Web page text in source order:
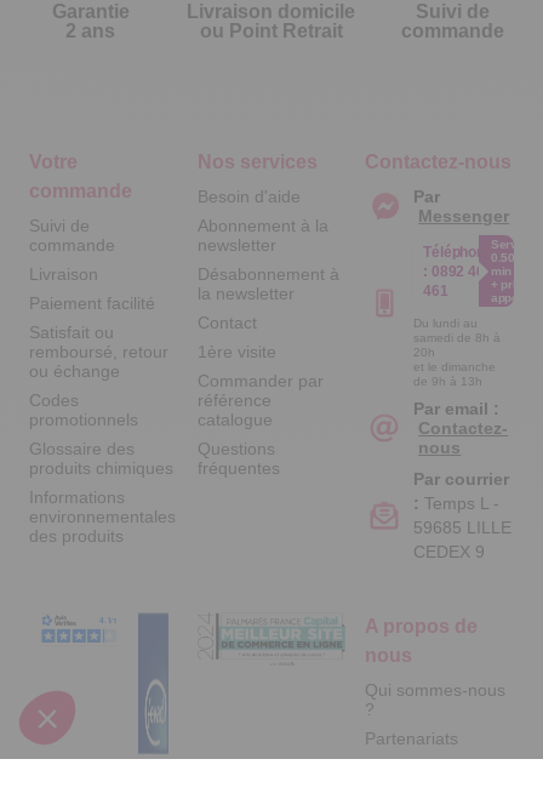
Garantie
2 ans
Livraison domicile
ou Point Retrait
Suivi de
commande
Votre
commande
Suivi de
commande
Livraison
Paiement facilité
Satisfait ou
remboursé, retour
ou échange
Codes
promotionnels
Glossaire des
produits chimiques
Informations
environnementales
des produits
Nos services
Besoin d'aide
Abonnement à la
newsletter
Désabonnement à
la newsletter
Contact
1ère visite
Commander par
référence
catalogue
Questions
fréquentes
A propos de
nous
Qui sommes-nous
?
Partenariats
Contactez-nous
Par
Messenger
Téléphone
: 0892 461
461
Service
0.50€ /
min
+ prix
appel
Du lundi au
samedi de 8h à
20h
et le dimanche
de 9h à 13h
Par email :
Contactez-
nous
Par courrier
: Temps L -
59685 LILLE
CEDEX 9